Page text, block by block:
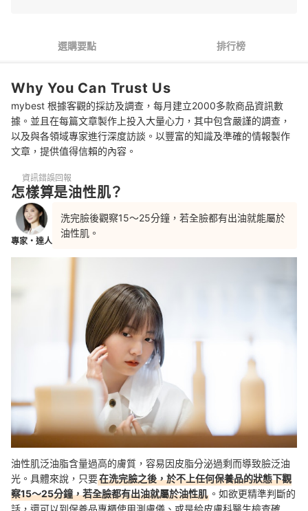
油肌洗面乳 推薦排行榜
油肌的洗臉與保養方式
其他減緩出油的方法
守護肌膚不受紫外線傷害
總結
選購要點 排行榜
Why You Can Trust Us
mybest 根據客觀的採訪及調查，每月建立2000多款商品資訊數
據。並且在每篇文章製作上投入大量心力，其中包含嚴謹的調查，
以及與各領域專家進行深度訪談。以豐富的知識及準確的情報製作
文章，提供值得信賴的內容。
資訊錯誤回報
怎樣算是油性肌？
專家・達人
洗完臉後觀察15～25分鐘，若全臉都有出油就能屬於
油性肌。
油性肌泛油脂含量過高的膚質，容易因皮脂分泌過剩而導致臉泛油
光。具體來說，只要在洗完臉之後，於不上任何保養品的狀態下觀
察15～25分鐘，若全臉都有出油就屬於油性肌 。如欲更精準判斷的